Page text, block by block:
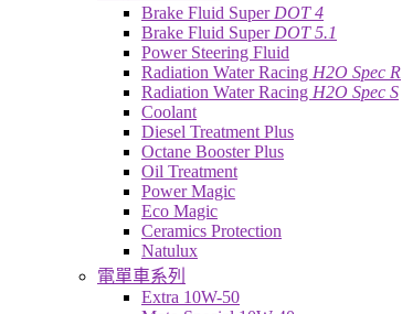
Brake Fluid Super DOT 4
Brake Fluid Super DOT 5.1
Power Steering Fluid
Radiation Water Racing H2O Spec R
Radiation Water Racing H2O Spec S
Coolant
Diesel Treatment Plus
Octane Booster Plus
Oil Treatment
Power Magic
Eco Magic
Ceramics Protection
Natulux
電單車系列
Extra 10W-50